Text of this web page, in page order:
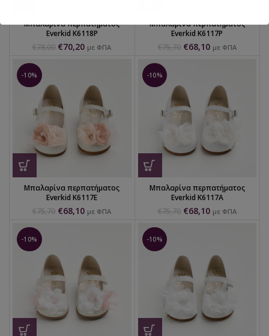
Μπαλαρίνα περπατήματος
Everkid K6118P
€78,00 €70,20 με ΦΠΑ
Μπαλαρίνα περπατήματος
Everkid K6117P
€75,70 €68,10 με ΦΠΑ
-10%
Μπαλαρίνα περπατήματος
Everkid K6117Ε
€75,70 €68,10 με ΦΠΑ
-10%
Μπαλαρίνα περπατήματος
Everkid K6117A
€75,70 €68,10 με ΦΠΑ
-10% -10%